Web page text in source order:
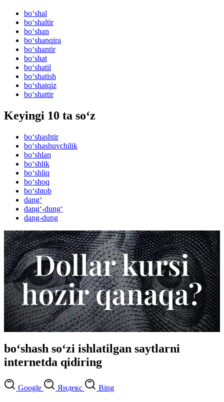
bo‘shal
bo‘shaltir
bo‘shan
bo‘shanqira
bo‘shantir
bo‘shat
bo‘shatil
bo‘shatish
bo‘shatqiz
bo‘shattir
Keyingi 10 ta so‘z
bo‘shashtir
bo‘shashuvchilik
bo‘shlan
bo‘shlik
bo‘shliq
bo‘shoq
bo‘shtob
dang‘
dang‘-dung‘
dang-dung
bo‘shash so‘zi ishlatilgan saytlarni
internetda qidiring
Google Яндекс Bing